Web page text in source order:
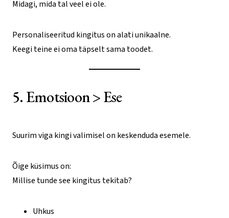
Midagi, mida tal veel ei ole.
Personaliseeritud kingitus on alati unikaalne.
Keegi teine ei oma täpselt sama toodet.
5. Emotsioon > Ese
Suurim viga kingi valimisel on keskenduda esemele.
Õige küsimus on:
Millise tunde see kingitus tekitab?
Uhkus